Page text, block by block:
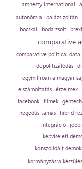
amnesty international
autonómia
balázs zoltán
bocskai boda zsolt
comparative
comparative political data
depolitizálódás
egymillióan a magyar
elszámoltatás
érzelmek
facebook
filmek
hegedűs tamás
hibrid
integráció
képviseleti
konszolidált
kormányzásra készülés